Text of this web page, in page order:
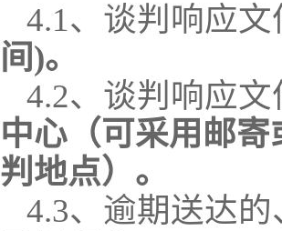
4.1、谈判响应
间)。
4.2、谈判响应
中心（可采用邮
判地点）。
4.3、逾期送达